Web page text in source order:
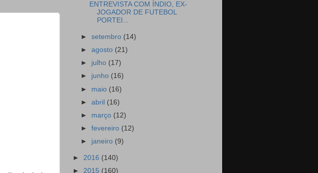
ENTREVISTA COM ÍNDIO, EX-
JOGADOR DE FUTEBOL
PORTEI...
►setembro (14)
►agosto (21)
► julho (17)
► junho (16)
► maio (16)
►abril (16)
► março (12)
►fevereiro (12)
► janeiro (9)
► 2016 (140)
► 2015 (160)